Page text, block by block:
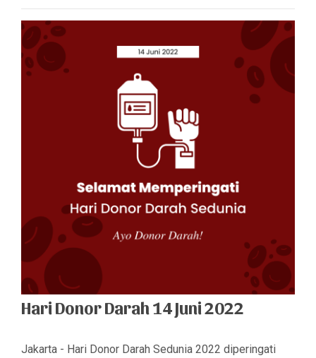
Hari Donor Darah 14 Juni 2022
Jakarta - Hari Donor Darah Sedunia 2022 diperingati